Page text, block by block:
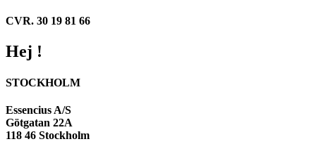
CVR. 30 19 81 66
Hej !
STOCKHOLM
Essencius A/S
Götgatan 22A
118 46 Stockholm